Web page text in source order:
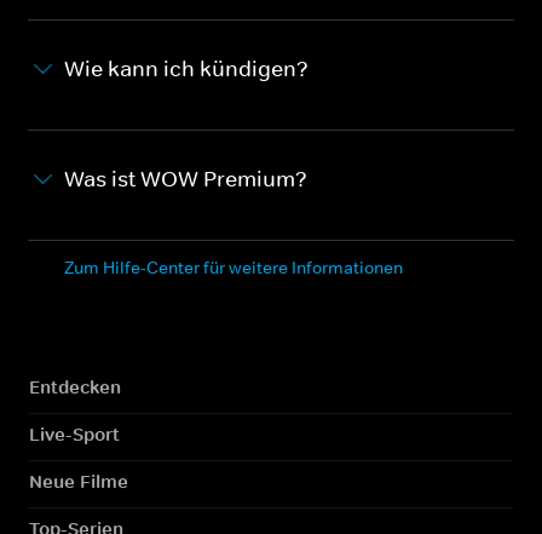
Wie kann ich kündigen?
Was ist WOW Premium?
Zum Hilfe-Center für weitere Informationen
Entdecken
Live-Sport
Neue Filme
Top-Serien